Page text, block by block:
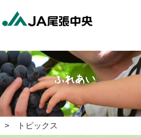
> トピックス